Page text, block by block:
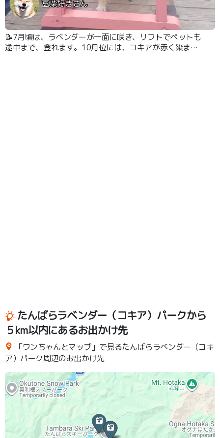
豆柴好きさん
📝7月頃は、ラベンダーが一面に咲き、リフトでペットも
途中まで、登れます。10月位には、コキアが赤く染まり
たんばらラベンダー（コキア）パークから
５km以内にあるお出かけ先
「ワンちゃんとマップ」で見るたんばらラベンダー（コキ
ア）パーク周辺のお出かけ先